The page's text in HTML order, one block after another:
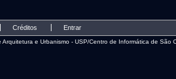
Créditos Entrar
e Urbanismo - USP/Centro de Informática de São